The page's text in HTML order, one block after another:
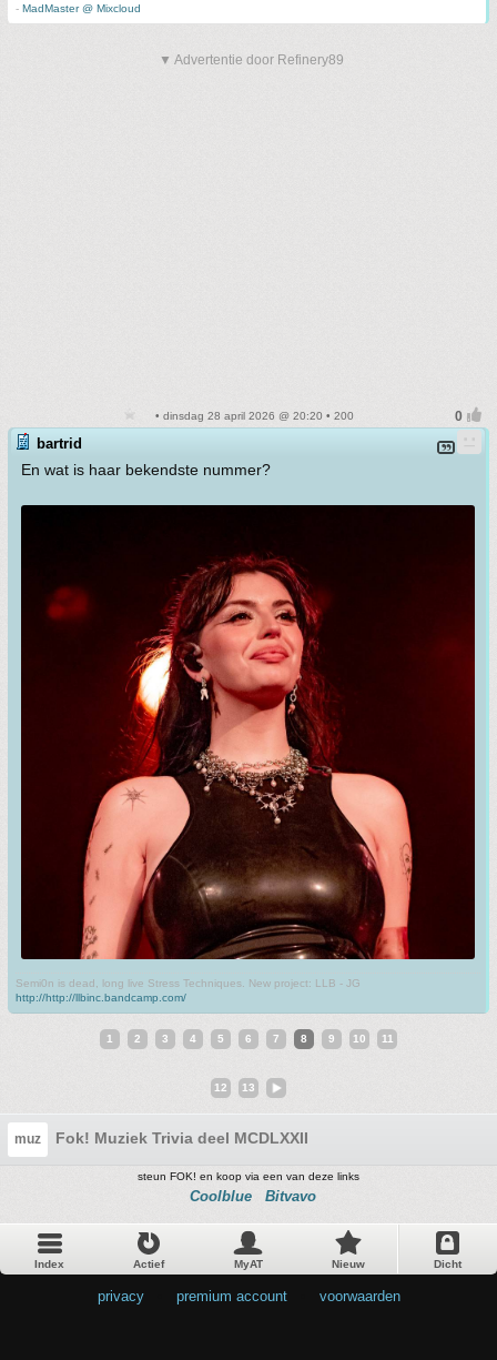
- MadMaster @ Mixcloud
▼ Advertentie door Refinery89
• dinsdag 28 april 2026 @ 20:20 • 200
bartrid
En wat is haar bekendste nummer?
Semi0n is dead, long live Stress Techniques. New project: LLB - JG
http://http://llbinc.bandcamp.com/
1 2 3 4 5 6 7 8 9 10 11
12 13
muz Fok! Muziek Trivia deel MCDLXXII
steun FOK! en koop via een van deze links
Coolblue Bitvavo
Index Actief MyAT Nieuw Dicht
privacy premium account voorwaarden